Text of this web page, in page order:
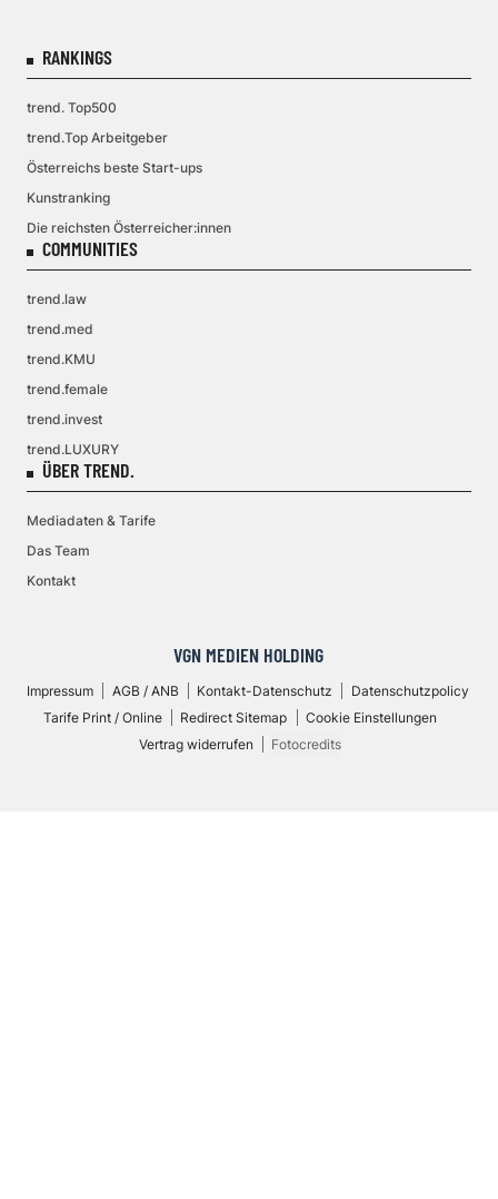
RANKINGS
trend. Top500
trend.Top Arbeitgeber
Österreichs beste Start-ups
Kunstranking
Die reichsten Österreicher:innen
COMMUNITIES
trend.law
trend.med
trend.KMU
trend.female
trend.invest
trend.LUXURY
ÜBER TREND.
Mediadaten & Tarife
Das Team
Kontakt
VGN MEDIEN HOLDING
Impressum AGB / ANB Kontakt-Datenschutz
Datenschutzpolicy
Tarife Print / Online
Redirect Sitemap
Cookie Einstellungen
Vertrag widerrufen
Fotocredits